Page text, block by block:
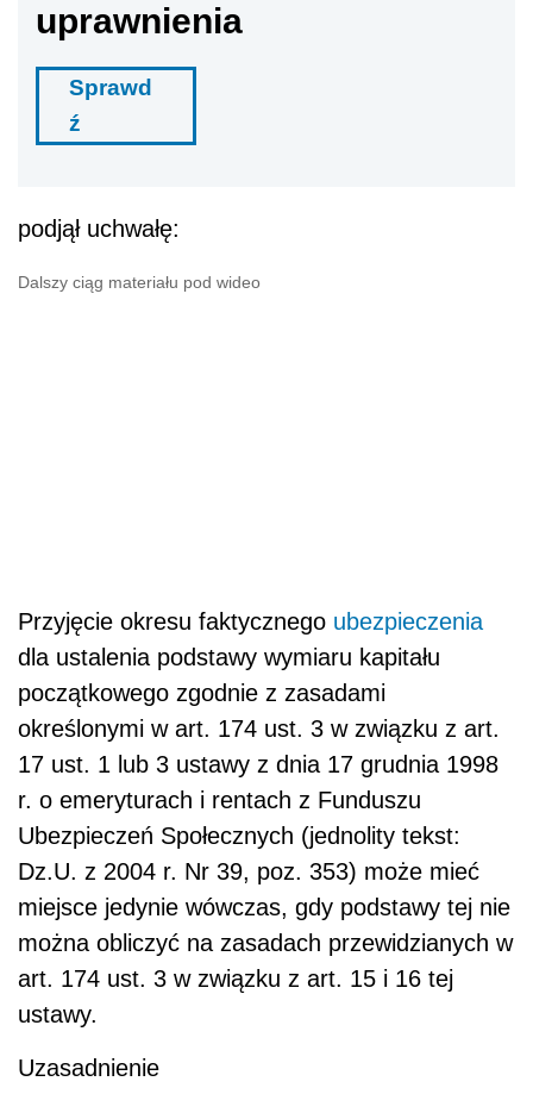
uprawnienia
Sprawd
ź
podjął uchwałę:
Dalszy ciąg materiału pod wideo
Przyjęcie okresu faktycznego ubezpieczenia
dla ustalenia podstawy wymiaru kapitału
początkowego zgodnie z zasadami
określonymi w art. 174 ust. 3 w związku z art.
17 ust. 1 lub 3 ustawy z dnia 17 grudnia 1998
r. o emeryturach i rentach z Funduszu
Ubezpieczeń Społecznych (jednolity tekst:
Dz.U. z 2004 r. Nr 39, poz. 353) może mieć
miejsce jedynie wówczas, gdy podstawy tej nie
można obliczyć na zasadach przewidzianych w
art. 174 ust. 3 w związku z art. 15 i 16 tej
ustawy.
Uzasadnienie